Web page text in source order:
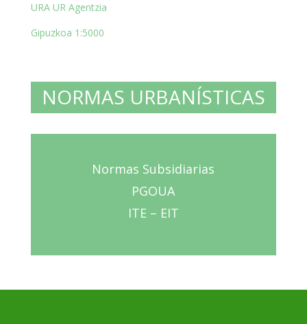
URA UR Agentzia
Gipuzkoa 1:5000
NORMAS URBANÍSTICAS
Normas Subsidiarias
PGOUA
ITE – EIT